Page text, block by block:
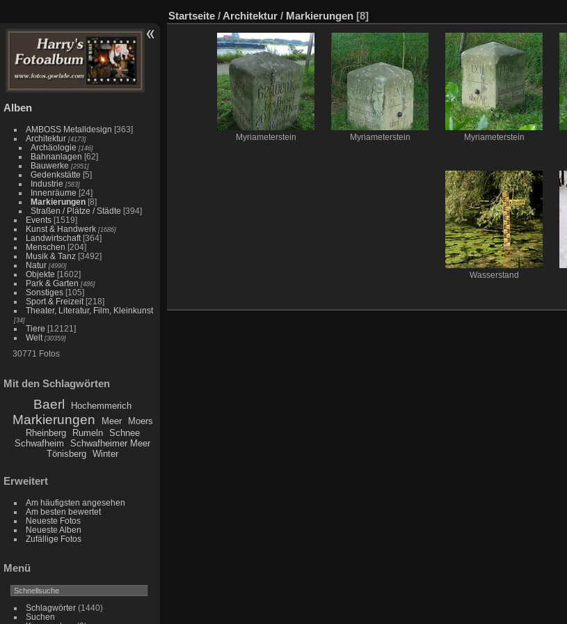
Alben
AMBOSS Metalldesign [363]
Architektur [4173]
Archäologie [146]
Bahnanlagen [62]
Bauwerke [2951]
Gedenkstätte [5]
Industrie [583]
Innenräume [24]
Markierungen [8]
Straßen / Plätze / Städte [394]
Events [1519]
Kunst & Handwerk [1686]
Landwirtschaft [364]
Menschen [204]
Musik & Tanz [3492]
Natur [4990]
Objekte [1602]
Park & Garten [486]
Sonstiges [105]
Sport & Freizeit [218]
Theater, Literatur, Film, Kleinkunst
[34]
Tiere [12121]
Welt [30359]
30771 Fotos
Mit den Schlagwörten
Baerl Hochemmerich
Markierungen Meer
Moers
Rheinberg
Rumeln
Schnee
Schwafheim
Schwafheimer Meer
Tönisberg
Winter
Erweitert
Am häufigsten angesehen
Am besten bewertet
Neueste Fotos
Neueste Alben
Zufällige Fotos
Menü
Schlagwörter(1440)
Suchen
Startseite / Architektur / Markierungen [8]
Myriameterstein Myriameterstein Myriameterstein
Wasserstand